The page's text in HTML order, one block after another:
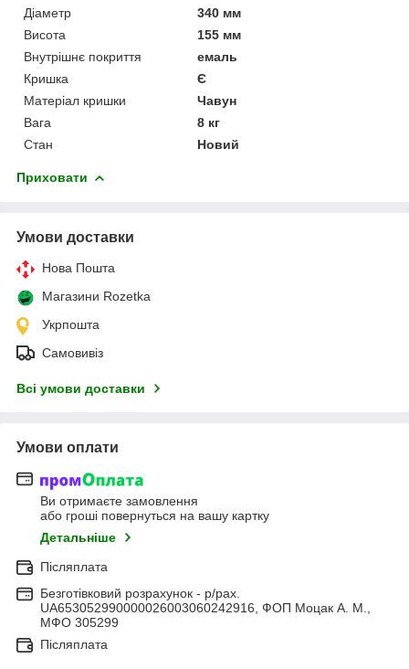
Діаметр
340 мм
Висота
155 мм
Внутрішнє покриття
емаль
Кришка
Є
Матеріал кришки
Чавун
Вага
8 кг
Стан
Новий
Приховати
Умови доставки
Нова Пошта
Магазини Rozetka
Укрпошта
Самовивіз
Всі умови доставки
Умови оплати
Ви отримаєте замовлення
або гроші повернуться на вашу картку
Детальніше
Післяплата
Безготівковий розрахунок - р/рах.
UA653052990000026003060242916, ФОП Моцак А. М.,
МФО 305299
Післяплата